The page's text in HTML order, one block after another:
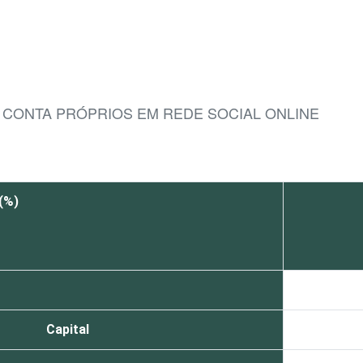
PRÓPRIOS EM REDE SOCIAL ONLINE
Capital